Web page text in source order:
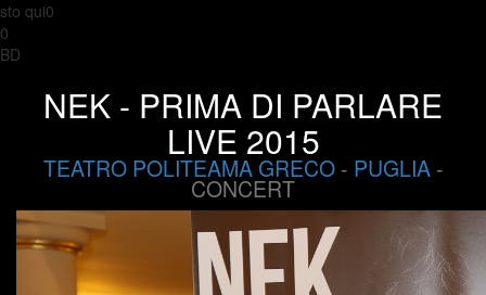
sto qui0
0
BD
NEK - PRIMA DI PARLARE
LIVE 2015
TEATRO POLITEAMA GRECO- PUGLIA-
CONCERT